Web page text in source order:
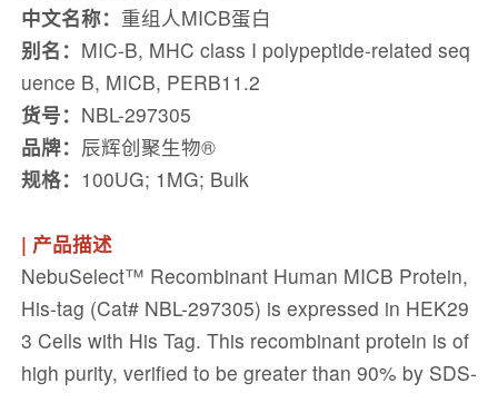
中文名称： 重组人MICB蛋白
别名： MIC-B, MHC class I polypeptide-related seq
uence B, MICB, PERB11.2
货号： NBL-297305
品牌： 辰辉创聚生物®️
规格： 100UG; 1MG; Bulk
| 产品描述
NebuSelect™ Recombinant Human MICB Protein,
His-tag (Cat# NBL-297305) is expressed in HEK29
3 Cells with His Tag. This recombinant protein is of
high purity, verified to be greater than 90% by SDS-